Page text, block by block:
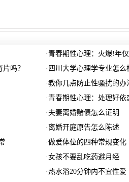
·青春期性心理：火爆!年
吗？ · 四川大学心理学专业怎么
·教你几点防止性骚扰的办
·青春期性心理：处理好依
· 夫妻离婚赌债怎么证明
· 离婚开庭原告怎么陈述
·做爱体位的四种常规变化
·女孩不要乱吃药避月经
·热水浴20分钟内不宜性爱